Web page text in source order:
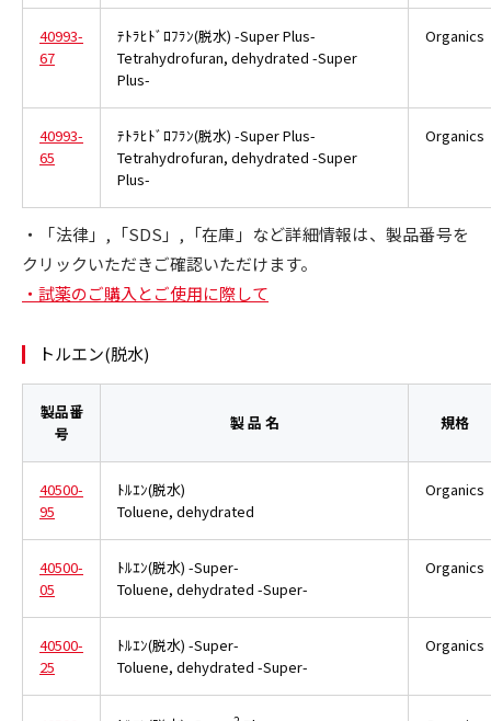
40993-
67
ﾃﾄﾗﾋﾄﾞﾛﾌﾗﾝ(脱水) -Super Plus-
Tetrahydrofuran, dehydrated -Super
Plus-
Organics
40993-
65
ﾃﾄﾗﾋﾄﾞﾛﾌﾗﾝ(脱水) -Super Plus-
Tetrahydrofuran, dehydrated -Super
Plus-
Organics
・「法律」,「SDS」,「在庫」など詳細情報は、製品番号を
クリックいただきご確認いただけます。
・試薬のご購入とご使用に際して
トルエン(脱水)
製品番
号
製 品 名 規格
40500-
95
ﾄﾙｴﾝ(脱水)
Toluene, dehydrated
Organics
40500-
05
ﾄﾙｴﾝ(脱水) -Super-
Toluene, dehydrated -Super-
Organics
40500-
25
ﾄﾙｴﾝ(脱水) -Super-
Toluene, dehydrated -Super-
Organics